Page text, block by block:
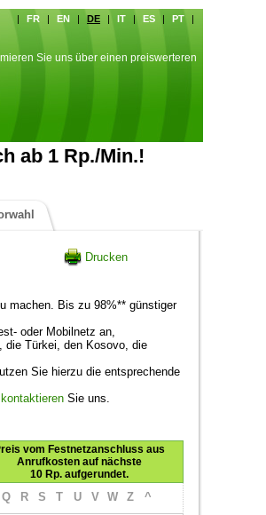
| FR | EN | DE | IT | ES | PT |
Sie uns über einen preiswerteren
ab 1 Rp./Min.!
Drucken
machen. Bis zu 98%** günstiger
oder Mobilnetz an,
die Türkei, den Kosovo, die
Sie hierzu die entsprechende
kontaktieren Sie uns.
vom Festnetzanschluss aus
Anrufkosten auf nächste
10 Rp. aufgerundet.
Q R S T U V W Z ^